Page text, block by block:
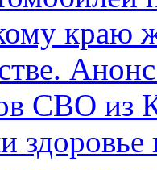
краю
СВО из